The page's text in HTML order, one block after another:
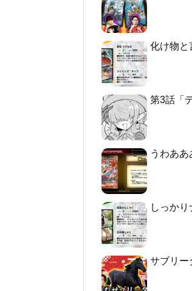
化け物
第3話「
うわああ
しっか
サブリー